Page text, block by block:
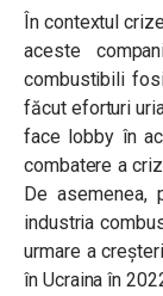
În contextul
aceste
combustibili
făcut eforturi
face lobby în
combatere a
De asemenea,
industria
urmare a
în Ucraina în